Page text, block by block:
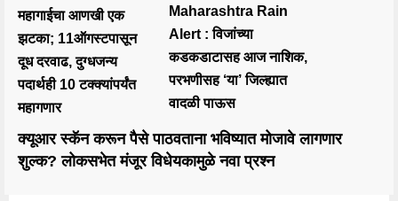
महागाईचा आणखी एक
झटका; 11ऑगस्टपासून
दूध दरवाढ, दुग्धजन्य
पदार्थही 10 टक्क्यांपर्यंत
महागणार
Maharashtra Rain
Alert : विजांच्या
कडकडाटासह आज नाशिक,
परभणीसह ‘या’ जिल्ह्यात
वादळी पाऊस
क्यूआर स्कॅन करून पैसे पाठवताना भविष्यात मोजावे लागणार
शुल्क? लोकसभेत मंजूर विधेयकामुळे नवा प्रश्न